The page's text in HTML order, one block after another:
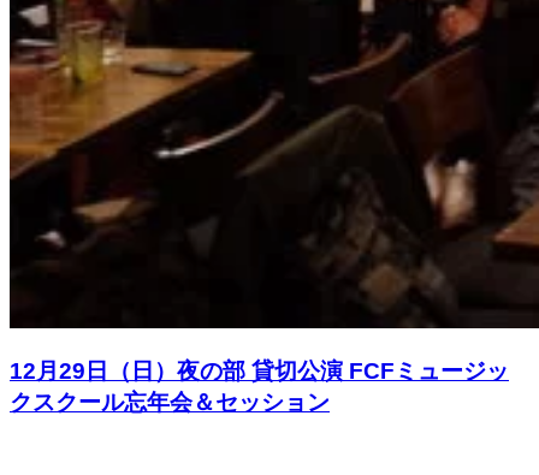
12月29日（日）夜の部 貸切公演 FCFミュージッ
クスクール忘年会＆セッション